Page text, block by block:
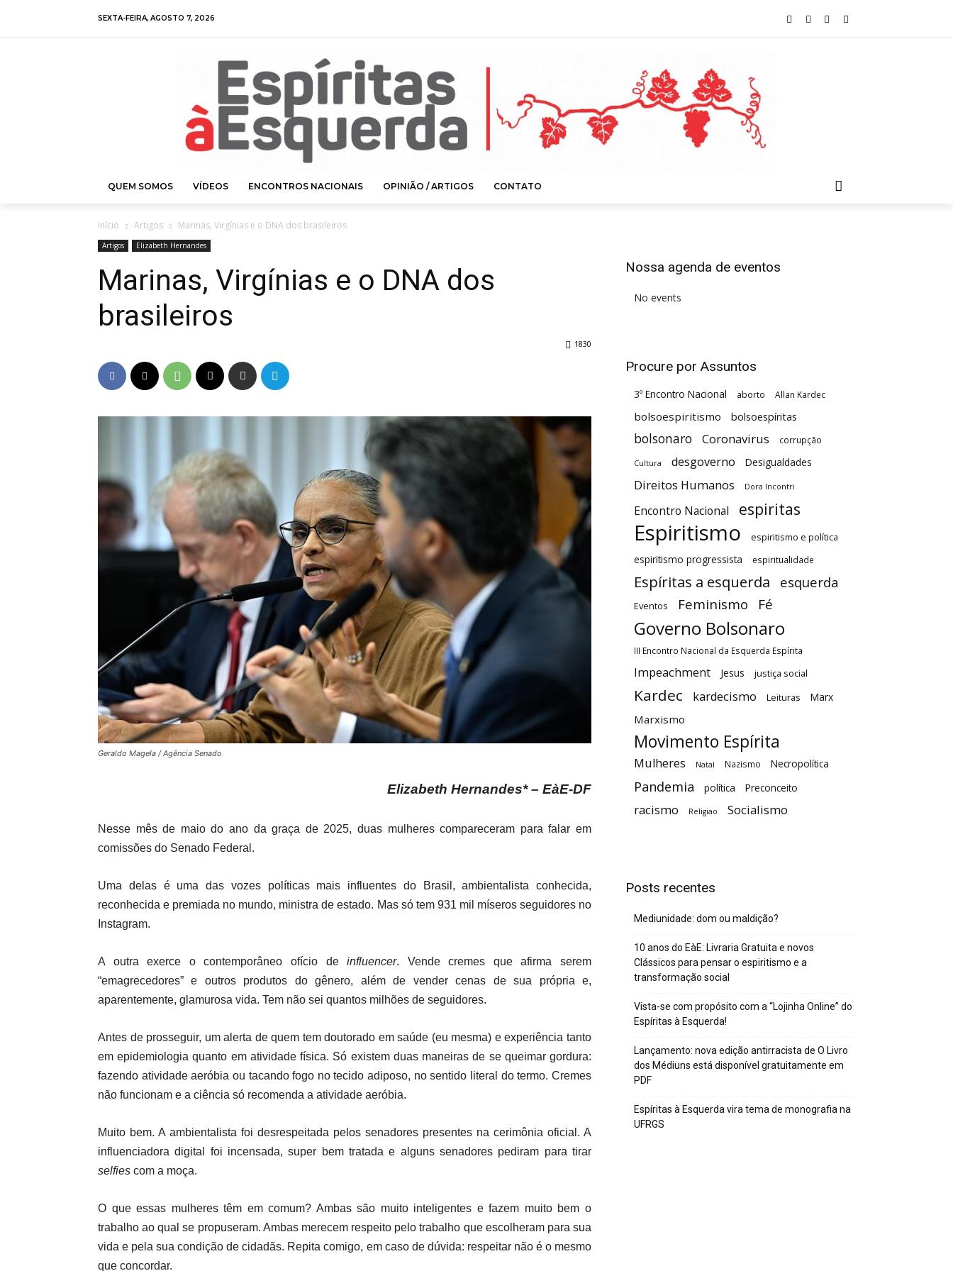
SEXTA-FEIRA, AGOSTO 7, 2026
QUEM SOMOS VÍDEOS ENCONTROS NACIONAIS OPINIÃO / ARTIGOS CONTATO
Início Artigos Marinas, Virgínias e o DNA dos brasileiros
Artigos Elizabeth Hernandes
Marinas, Virgínias e o DNA dos
brasileiros
1830
Geraldo Magela / Agência Senado
Elizabeth Hernandes* – EàE-DF
Nesse mês de maio do ano da graça de 2025, duas mulheres compareceram para falar em
comissões do Senado Federal.
Uma delas é uma das vozes políticas mais influentes do Brasil, ambientalista conhecida,
reconhecida e premiada no mundo, ministra de estado. Mas só tem 931 mil míseros seguidores no
Instagram.
A outra exerce o contemporâneo ofício deinfluencer. Vende cremes que afirma serem
“emagrecedores” e outros produtos do gênero, além de vender cenas de sua própria e,
aparentemente, glamurosa vida. Tem não sei quantos milhões de seguidores.
Antes de prosseguir, um alerta de quem tem doutorado em saúde (eu mesma) e experiência tanto
em epidemiologia quanto em atividade física. Só existem duas maneiras de se queimar gordura:
fazendo atividade aeróbia ou tacando fogo no tecido adiposo, no sentido literal do termo. Cremes
não funcionam e a ciência só recomenda a atividade aeróbia.
Muito bem. A ambientalista foi desrespeitada pelos senadores presentes na cerimônia oficial. A
influenciadora digital foi incensada, super bem tratada e alguns senadores pediram para tirar
selfies com a moça.
O que essas mulheres têm em comum? Ambas são muito inteligentes e fazem muito bem o
trabalho ao qual se propuseram. Ambas merecem respeito pelo trabalho que escolheram para sua
vida e pela sua condição de cidadãs. Repita comigo, em caso de dúvida: respeitar não é o mesmo
que concordar.
Nossa agenda de eventos
No events
Procure por Assuntos
3º Encontro Nacional aborto Allan Kardec
bolsoespiritismo bolsoespíritas
bolsonaro Coronavirus corrupção
Cultura desgoverno Desigualdades
Direitos Humanos Dora Incontri
Encontro Nacional espiritas
Espiritismo espiritismo e política
espiritismo progressista espiritualidade
Espíritas a esquerda esquerda
Eventos Feminismo Fé
Governo Bolsonaro
III Encontro Nacional da Esquerda Espírita
Impeachment Jesus justiça social
Kardec kardecismo Leituras Marx
Marxismo
Movimento Espírita
Mulheres Natal Nazismo Necropolítica
Pandemia política Preconceito
racismo Religiao Socialismo
Posts recentes
Mediunidade: dom ou maldição?
10 anos do EàE: Livraria Gratuita e novos
Clássicos para pensar o espiritismo e a
transformação social
Vista-se com propósito com a “Lojinha Online” do
Espíritas à Esquerda!
Lançamento: nova edição antirracista de O Livro
dos Médiuns está disponível gratuitamente em
PDF
Espíritas à Esquerda vira tema de monografia na
UFRGS